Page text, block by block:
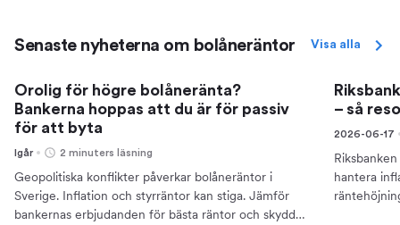
Senaste nyheterna om bolåneräntor Visa alla
Orolig för högre bolåneränta?
Bankerna hoppas att du är för passiv
för att byta
Igår 2 minuters läsning
Geopolitiska konflikter påverkar bolåneräntor i
Sverige. Inflation och styrräntor kan stiga. Jämför
bankernas erbjudanden för bästa räntor och skydda
– så
2026-06-17
hantera